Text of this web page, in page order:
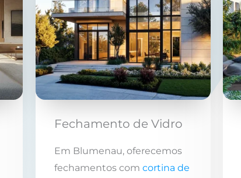
Fechamento de Vidro
Em Blumenau, oferecemos
fechamentos com cortina de